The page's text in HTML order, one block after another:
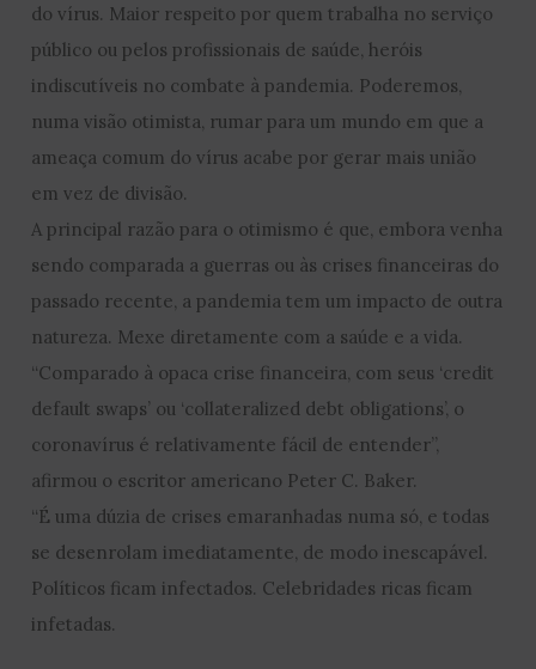
do vírus. Maior respeito por quem trabalha no serviço
público ou pelos profissionais de saúde, heróis
indiscutíveis no combate à pandemia. Poderemos,
numa visão otimista, rumar para um mundo em que a
ameaça comum do vírus acabe por gerar mais união
em vez de divisão.
A principal razão para o otimismo é que, embora venha
sendo comparada a guerras ou às crises financeiras do
passado recente, a pandemia tem um impacto de outra
natureza. Mexe diretamente com a saúde e a vida.
“Comparado à opaca crise financeira, com seus ‘credit
default swaps’ ou ‘collateralized debt obligations’, o
coronavírus é relativamente fácil de entender”,
afirmou o escritor americano Peter C. Baker.
“É uma dúzia de crises emaranhadas numa só, e todas
se desenrolam imediatamente, de modo inescapável.
Políticos ficam infectados. Celebridades ricas ficam
infetadas.